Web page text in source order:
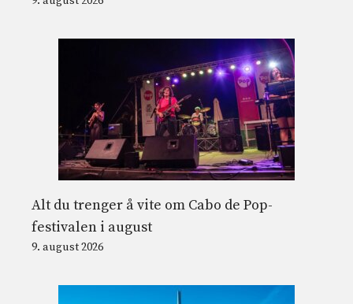
Alt du trenger å vite om Cabo de Pop-
festivalen i august
9. august 2026